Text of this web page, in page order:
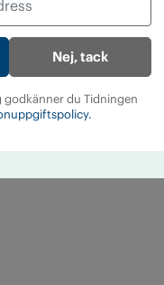
Nej, tack
du Tidningen